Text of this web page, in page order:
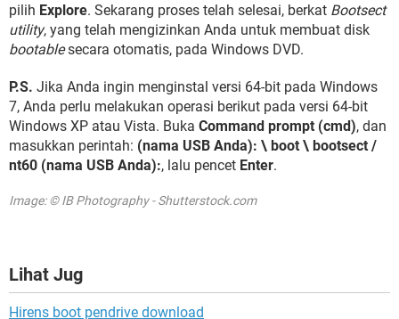
pilih Explore. Sekarang proses telah selesai, berkat Bootsect
utility, yang telah mengizinkan Anda untuk membuat disk
bootablesecara otomatis, pada Windows DVD.
P.S. Jika Anda ingin menginstal versi 64-bit pada Windows
7, Anda perlu melakukan operasi berikut pada versi 64-bit
Windows XP atau Vista. Buka Command prompt (cmd), dan
masukkan perintah: (nama USB Anda): \ boot \ bootsect /
nt60 (nama USB Anda):, lalu pencet Enter.
Image: © IB Photography - Shutterstock.com
Lihat Jug
Hirens boot pendrive download